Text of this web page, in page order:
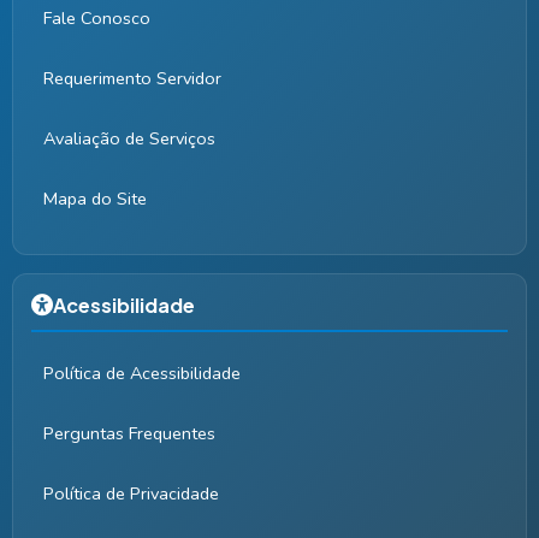
Fale Conosco
Requerimento Servidor
Avaliação de Serviços
Mapa do Site
Acessibilidade
Política de Acessibilidade
Perguntas Frequentes
Política de Privacidade